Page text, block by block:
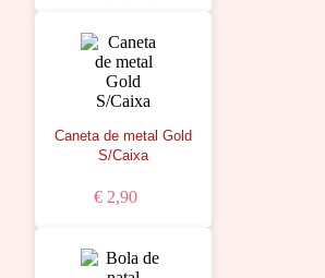
Caneta de metal Gold
S/Caixa
€ 2,90